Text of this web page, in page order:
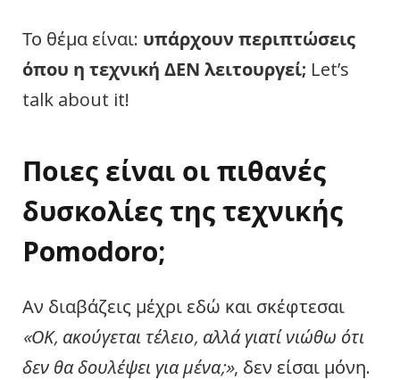
Το θέμα είναι: υπάρχουν περιπτώσεις
όπου η τεχνική ΔΕΝ λειτουργεί; Let’s
talk about it!
Ποιες είναι οι πιθανές
δυσκολίες της τεχνικής
Pomodoro;
Αν διαβάζεις μέχρι εδώ και σκέφτεσαι
«ΟΚ, ακούγεται τέλειο, αλλά γιατί νιώθω ότι
δεν θα δουλέψει για μένα;», δεν είσαι μόνη.